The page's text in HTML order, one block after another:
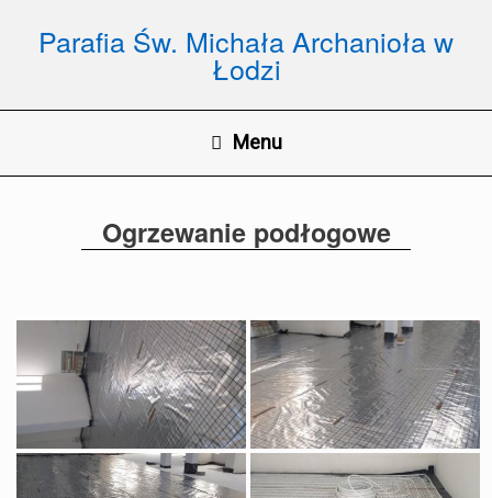
contentParafia Św. Michała Archanioła w
Łodzi
Menu
Ogrzewanie podłogowe